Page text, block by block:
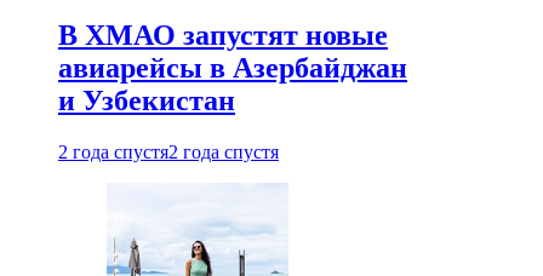
В ХМАО запустят новые
авиарейсы в Азербайджан
и Узбекистан
2 года спустя2 года спустя